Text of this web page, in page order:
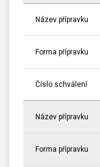
Název přípravku
Forma přípravku
Číslo schválení
Název přípravku
Forma přípravku